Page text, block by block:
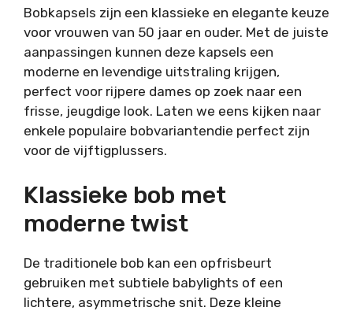
Bobkapsels zijn een klassieke en elegante keuze
voor vrouwen van 50 jaar en ouder. Met de juiste
aanpassingen kunnen deze kapsels een
moderne en levendige uitstraling krijgen,
perfect voor rijpere dames op zoek naar een
frisse, jeugdige look. Laten we eens kijken naar
enkele populaire bobvariantendie perfect zijn
voor de vijftigplussers.
Klassieke bob met
moderne twist
De traditionele bob kan een opfrisbeurt
gebruiken met subtiele babylights of een
lichtere, asymmetrische snit. Deze kleine